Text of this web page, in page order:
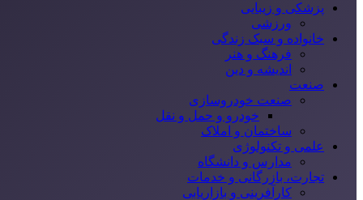
پزشکی و زیبایی
ورزشی
خانواده و سبک زندگی
فرهنگ و هنر
اندیشه و دین
صنعت
صنعت خودروسازی
خودرو و حمل و نقل
ساختمان و املاک
علمی و تکنولوژی
مدارس و دانشگاه
تجارت، بازرگانی و خدمات
کارآفرینی و بازاریابی